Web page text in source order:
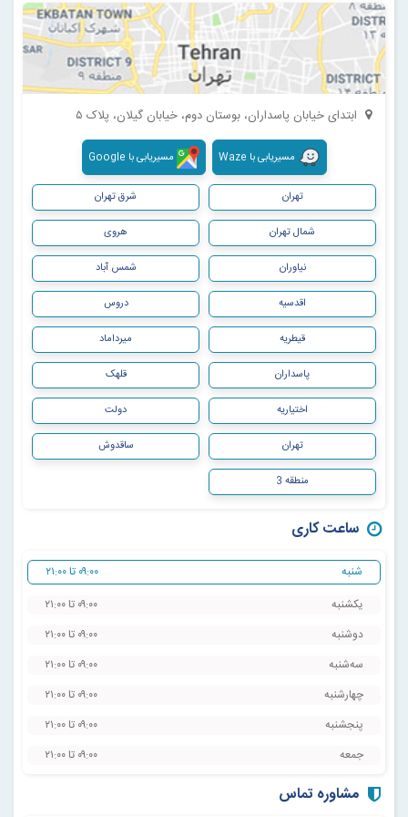
ابتدای خیابان پاسداران، بوستان دوم، خیابان گیلان، پلاک ۵
مسیریابی با Waze مسیریابی با Google
تهران شرق تهران
شمال تهران هروی
نیاوران شمس آباد
اقدسیه دروس
قیطریه میرداماد
پاسداران قلهک
اختیاریه دولت
تهران ساقدوش
منطقه 3
ساعت کاری
شنبه
۰۹:۰۰ تا ۲۱:۰۰
یکشنبه
۰۹:۰۰ تا ۲۱:۰۰
دوشنبه
۰۹:۰۰ تا ۲۱:۰۰
سه‌شنبه
۰۹:۰۰ تا ۲۱:۰۰
چهارشنبه
۰۹:۰۰ تا ۲۱:۰۰
پنجشنبه
۰۹:۰۰ تا ۲۱:۰۰
جمعه
۰۹:۰۰ تا ۲۱:۰۰
مشاوره تماس